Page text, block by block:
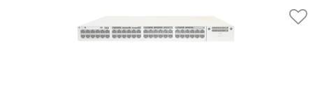
#کابل شبکه
#کابل شبکه لگراند